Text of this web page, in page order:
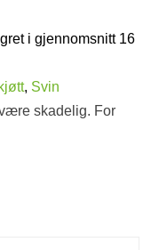
i gjennomsnitt 16
, Svin
skadelig. For